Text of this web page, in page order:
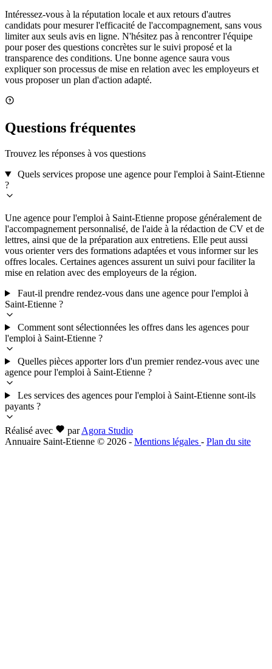
Intéressez-vous à la réputation locale et aux retours d'autres
candidats pour mesurer l'efficacité de l'accompagnement, sans vous
limiter aux seuls avis en ligne. N'hésitez pas à rencontrer l'équipe
pour poser des questions concrètes sur le suivi proposé et la
transparence des conditions. Une bonne agence saura vous
expliquer son processus de mise en relation avec les employeurs et
vous proposer un plan d'action adapté.
Questions fréquentes
Trouvez les réponses à vos questions
Quels services propose une agence pour l'emploi à Saint-Etienne
?
Une agence pour l'emploi à Saint-Etienne propose généralement de
l'accompagnement personnalisé, de l'aide à la rédaction de CV et de
lettres, ainsi que de la préparation aux entretiens. Elle peut aussi
vous orienter vers des formations adaptées et vous informer sur les
offres locales. Certaines agences assurent un suivi pour faciliter la
mise en relation avec des employeurs de la région.
Faut-il prendre rendez-vous dans une agence pour l'emploi à
Saint-Etienne ?
Comment sont sélectionnées les offres dans les agences pour
l'emploi à Saint-Etienne ?
Quelles pièces apporter lors d'un premier rendez-vous avec une
agence pour l'emploi à Saint-Etienne ?
Les services des agences pour l'emploi à Saint-Etienne sont-ils
payants ?
Réalisé avec par Agora Studio
Annuaire Saint-Etienne © 2026 - Mentions légales - Plan du site